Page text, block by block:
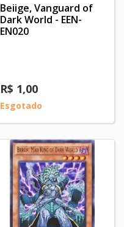
Beiige, Vanguard of
Dark World - EEN-
EN020
R$ 1,00
Esgotado